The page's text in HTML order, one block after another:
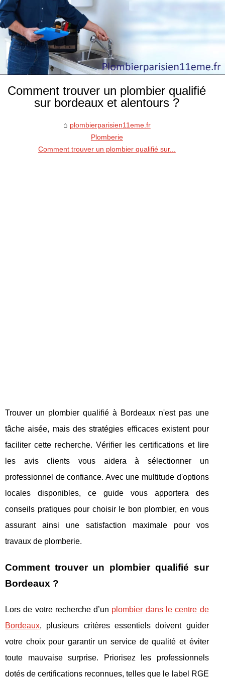
Comment trouver un plombier qualifié
sur bordeaux et alentours ?
plombierparisien11eme.fr
Plomberie
Comment trouver un plombier qualifié sur...
Trouver un plombier qualifié à Bordeaux n'est pas une
tâche aisée, mais des stratégies efficaces existent pour
faciliter cette recherche. Vérifier les certifications et lire
les avis clients vous aidera à sélectionner un
professionnel de confiance. Avec une multitude d'options
locales disponibles, ce guide vous apportera des
conseils pratiques pour choisir le bon plombier, en vous
assurant ainsi une satisfaction maximale pour vos
travaux de plomberie.
Comment trouver un plombier qualifié sur
Bordeaux ?
Lors de votre recherche d’un plombier dans le centre de
Bordeaux, plusieurs critères essentiels doivent guider
votre choix pour garantir un service de qualité et éviter
toute mauvaise surprise. Priorisez les professionnels
dotés de certifications reconnues, telles que le label RGE